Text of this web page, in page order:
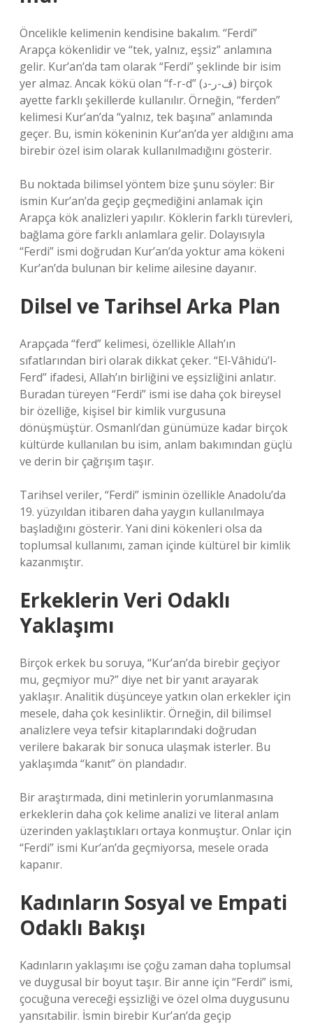
Öncelikle kelimenin kendisine bakalım. “Ferdi”
Arapça kökenlidir ve “tek, yalnız, eşsiz” anlamına
gelir. Kur’an’da tam olarak “Ferdi” şeklinde bir isim
yer almaz. Ancak kökü olan “f-r-d” (ف-ر-د) birçok
ayette farklı şekillerde kullanılır. Örneğin, “ferden”
kelimesi Kur’an’da “yalnız, tek başına” anlamında
geçer. Bu, ismin kökeninin Kur’an’da yer aldığını ama
birebir özel isim olarak kullanılmadığını gösterir.
Bu noktada bilimsel yöntem bize şunu söyler: Bir
ismin Kur’an’da geçip geçmediğini anlamak için
Arapça kök analizleri yapılır. Köklerin farklı türevleri,
bağlama göre farklı anlamlara gelir. Dolayısıyla
“Ferdi” ismi doğrudan Kur’an’da yoktur ama kökeni
Kur’an’da bulunan bir kelime ailesine dayanır.
Dilsel ve Tarihsel Arka Plan
Arapçada “ferd” kelimesi, özellikle Allah’ın
sıfatlarından biri olarak dikkat çeker. “El-Vâhidü’l-
Ferd” ifadesi, Allah’ın birliğini ve eşsizliğini anlatır.
Buradan türeyen “Ferdi” ismi ise daha çok bireysel
bir özelliğe, kişisel bir kimlik vurgusuna
dönüşmüştür. Osmanlı’dan günümüze kadar birçok
kültürde kullanılan bu isim, anlam bakımından güçlü
ve derin bir çağrışım taşır.
Tarihsel veriler, “Ferdi” isminin özellikle Anadolu’da
19. yüzyıldan itibaren daha yaygın kullanılmaya
başladığını gösterir. Yani dini kökenleri olsa da
toplumsal kullanımı, zaman içinde kültürel bir kimlik
kazanmıştır.
Erkeklerin Veri Odaklı
Yaklaşımı
Birçok erkek bu soruya, “Kur’an’da birebir geçiyor
mu, geçmiyor mu?” diye net bir yanıt arayarak
yaklaşır. Analitik düşünceye yatkın olan erkekler için
mesele, daha çok kesinliktir. Örneğin, dil bilimsel
analizlere veya tefsir kitaplarındaki doğrudan
verilere bakarak bir sonuca ulaşmak isterler. Bu
yaklaşımda “kanıt” ön plandadır.
Bir araştırmada, dini metinlerin yorumlanmasına
erkeklerin daha çok kelime analizi ve literal anlam
üzerinden yaklaştıkları ortaya konmuştur. Onlar için
“Ferdi” ismi Kur’an’da geçmiyorsa, mesele orada
kapanır.
Kadınların Sosyal ve Empati
Odaklı Bakışı
Kadınların yaklaşımı ise çoğu zaman daha toplumsal
ve duygusal bir boyut taşır. Bir anne için “Ferdi” ismi,
çocuğuna vereceği eşsizliği ve özel olma duygusunu
yansıtabilir. İsmin birebir Kur’an’da geçip